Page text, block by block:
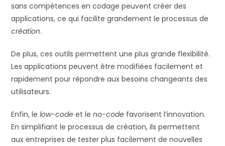
sans compétences en codage peuvent créer des
applications, ce qui facilite grandement le processus de
création.
De plus, ces outils permettent une plus grande flexibilité.
Les applications peuvent être modifiées facilement et
rapidement pour répondre aux besoins changeants des
utilisateurs.
Enfin, lelow-code et leno-code favorisent l’innovation.
En simplifiant le processus de création, ils permettent
aux entreprises de tester plus facilement de nouvelles